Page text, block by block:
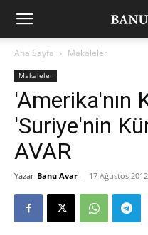
Ana Sayfa Makaleler
Makaleler
'Amerika'nın
'Suriye'nin
AVAR
Yazar Banu Avar - 17 Ağustos 2012